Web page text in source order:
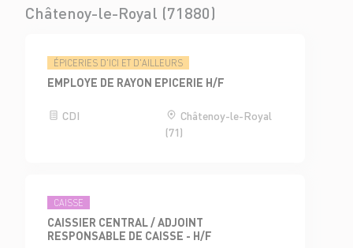
Châtenoy-le-Royal (71880)
ÉPICERIES D'ICI ET D'AILLEURS
EMPLOYE DE RAYON EPICERIE H/F
CDI
Châtenoy-le-Royal
(71)
CAISSE
CAISSIER CENTRAL / ADJOINT
RESPONSABLE DE CAISSE - H/F